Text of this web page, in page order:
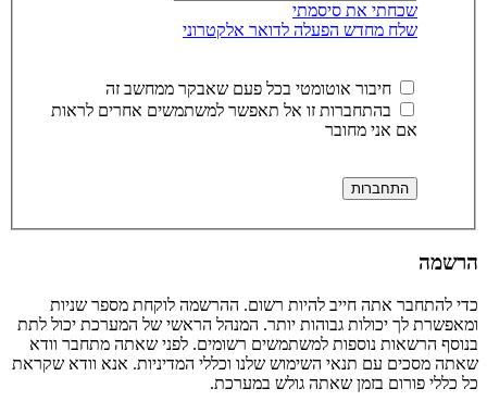
שכחתי את סיסמתי
שלח מחדש הפעלה לדואר אלקטרוני
חיבור אוטומטי בכל פעם שאבקר ממחשב זה
בהתחברות זו אל תאפשר למשתמשים אחרים לראות
אם אני מחובר
הרשמה
כדי להתחבר אתה חייב להיות רשום. ההרשמה לוקחת מספר שניות
ומאפשרת לך יכולות גבוהות יותר. המנהל הראשי של המערכת יכול לתת
בנוסף הרשאות נוספות למשתמשים רשומים. לפני שאתה מתחבר וודא
שאתה מסכים עם תנאי השימוש שלנו וכללי המדיניות. אנא וודא שקראת
כל כללי פורום בזמן שאתה גולש במערכת.